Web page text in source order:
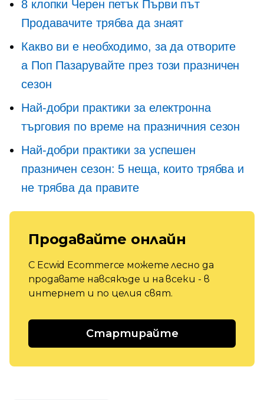
8 клопки Черен петък Първи път
Продавачите трябва да знаят
Какво ви е необходимо, за да отворите
a Поп Пазарувайте през този празничен
сезон
Най-добри практики за електронна
търговия по време на празничния сезон
Най-добри практики за успешен
празничен сезон: 5 неща, които трябва и
не трябва да правите
Продавайте онлайн
С Ecwid Ecommerce можете лесно да
продавате навсякъде и на всеки - в
интернет и по целия свят.
Стартирайте